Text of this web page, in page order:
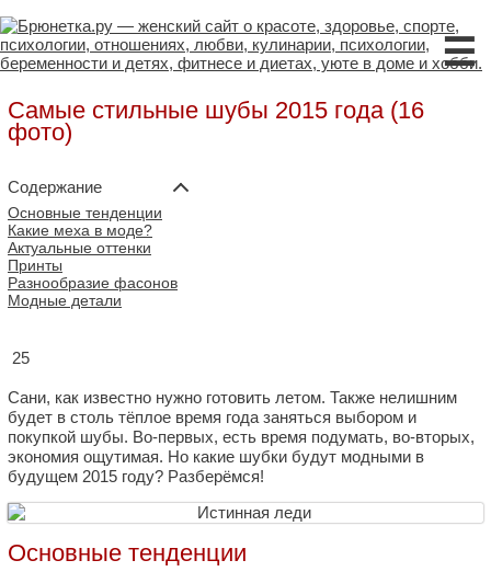
☰
Самые стильные шубы 2015 года (16
фото)
Содержание
Основные тенденции
Какие меха в моде?
Актуальные оттенки
Принты
Разнообразие фасонов
Модные детали
25
Сани, как известно нужно готовить летом. Также нелишним
будет в столь тёплое время года заняться выбором и
покупкой шубы. Во-первых, есть время подумать, во-вторых,
экономия ощутимая. Но какие шубки будут модными в
будущем 2015 году? Разберёмся!
Основные тенденции